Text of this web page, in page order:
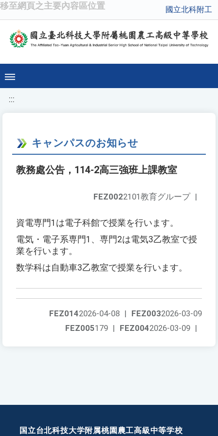
移至網頁之主要內容區位置 國立北科附工
:::
キャンパスのお知らせ
教務處公告，114-2高三強班上課教室
FEZ0022101教育グループ |
資電専門1は電子科館で授業を行います。
電気・電子系専門1、専門2は電気3乙教室で授
業を行います。
数学科は自動車3乙教室で授業を行います。
FEZ0032026-03-09
FEZ0142026-04-08 |
FEZ0042026-03-09 |
FEZ005179 |
国立台北科技大学附属桃園農工高級中等学校